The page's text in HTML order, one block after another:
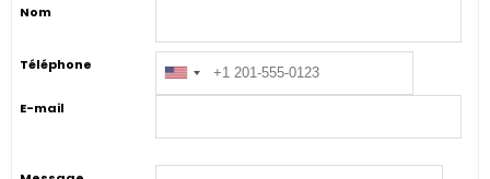
Nom
Téléphone
E-mail